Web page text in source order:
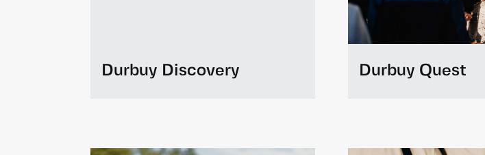
Durbuy Discovery Durbuy Quest